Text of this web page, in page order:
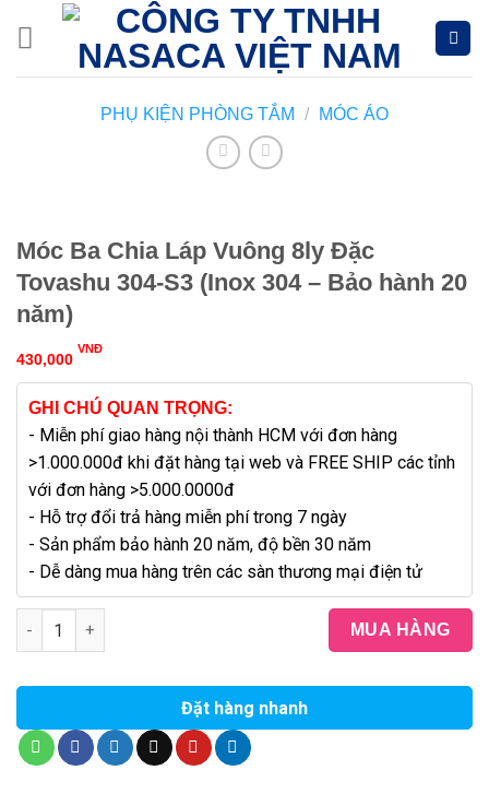
PHỤ KIỆN PHÒNG TẮM / MÓC ÁO
Móc Ba Chia Láp Vuông 8ly Đặc
Tovashu 304-S3 (Inox 304 – Bảo hành 20
năm)
430,000
VNĐ
GHI CHÚ QUAN TRỌNG:
- Miễn phí giao hàng nội thành HCM với đơn hàng
>1.000.000đ khi đặt hàng tại web và FREE SHIP các tỉnh
với đơn hàng >5.000.0000đ
- Hỗ trợ đổi trả hàng miễn phí trong 7 ngày
- Sản phẩm bảo hành 20 năm, độ bền 30 năm
- Dễ dàng mua hàng trên các sàn thương mại điện tử
Móc Ba Chia Láp Vuông 8ly Đặc Tovashu 304-S3 (Inox 304 -
MUA HÀNG
Đặt hàng nhanh